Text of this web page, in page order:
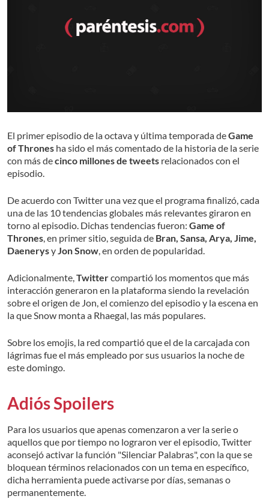
El primer episodio de la octava y última temporada deGame
of Thrones ha sido el más comentado de la historia de la serie
con más decinco millones de tweets relacionados con el
episodio.
De acuerdo con Twitter una vez que el programa finalizó, cada
una de las 10 tendencias globales más relevantes giraron en
torno al episodio. Dichas tendencias fueron: Game of
Thrones, en primer sitio, seguida de Bran, Sansa, Arya, Jime,
DaenerysyJon Snow, en orden de popularidad.
Adicionalmente,Twittercompartió los momentos que más
interacción generaron en la plataforma siendo la revelación
sobre el origen de Jon, el comienzo del episodio y la escena en
la que Snow monta a Rhaegal, las más populares.
Sobre los emojis, la red compartió que el de la carcajada con
lágrimas fue el más empleado por sus usuarios la noche de
este domingo.
Adiós Spoilers
Para los usuarios que apenas comenzaron a ver la serie o
aquellos que por tiempo no lograron ver el episodio, Twitter
aconsejó activar la función "Silenciar Palabras", con la que se
bloquean términos relacionados con un tema en específico,
dicha herramienta puede activarse por días, semanas o
permanentemente.